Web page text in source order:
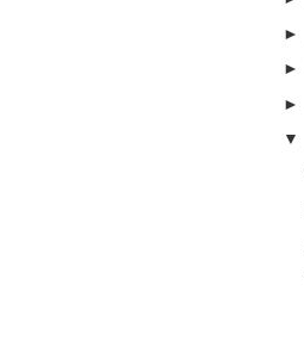
►
►
►
▼